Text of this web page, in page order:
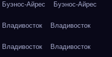
Буэнос-Айрес Буэнос-Айрес
Владивосток Владивосток
Владивосток Владивосток